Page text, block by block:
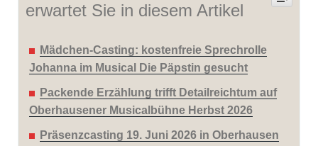
erwartet Sie in diesem Artikel
Mädchen-Casting: kostenfreie Sprechrolle
Johanna im Musical Die Päpstin gesucht
Packende Erzählung trifft Detailreichtum auf
Oberhausener Musicalbühne Herbst 2026
Präsenzcasting 19. Juni 2026 in Oberhausen